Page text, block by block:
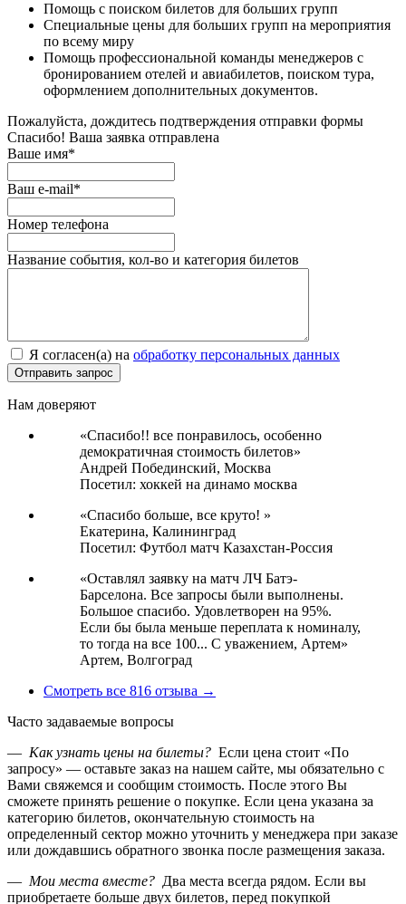
Помощь с поиском билетов для больших групп
Специальные цены для больших групп на мероприятия
по всему миру
Помощь профессиональной команды менеджеров с
бронированием отелей и авиабилетов, поиском тура,
оформлением дополнительных документов.
Пожалуйста, дождитесь подтверждения отправки формы
Спасибо! Ваша заявка отправлена
Ваше имя*
Ваш e-mail*
Номер телефона
Название события, кол-во и категория билетов
Я согласен(а) на обработку персональных данных
Нам доверяют
«Спасибо!! все понравилось, особенно
демократичная стоимость билетов»
Андрей Побединский, Москва
Посетил: хоккей на динамо москва
«Спасибо больше, все круто! »
Екатерина, Калининград
Посетил: Футбол матч Казахстан-Россия
«Оставлял заявку на матч ЛЧ Батэ-
Барселона. Все запросы были выполнены.
Большое спасибо. Удовлетворен на 95%.
Если бы была меньше переплата к номиналу,
то тогда на все 100... С уважением, Артем»
Артем, Волгоград
Смотреть все 816 отзыва →
Часто задаваемые вопросы
— Как узнать цены на билеты? Если цена стоит «По
запросу» — оставьте заказ на нашем сайте, мы обязательно с
Вами свяжемся и сообщим стоимость. После этого Вы
сможете принять решение о покупке. Если цена указана за
категорию билетов, окончательную стоимость на
определенный сектор можно уточнить у менеджера при заказе
или дождавшись обратного звонка после размещения заказа.
— Мои места вместе? Два места всегда рядом. Если вы
приобретаете больше двух билетов, перед покупкой